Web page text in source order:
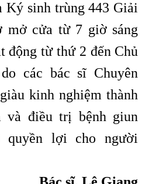
Ký sinh trùng 443 Giải
mở cửa từ 7 giờ sáng
động từ thứ 2 đến Chủ
các bác sĩ Chuyên
kinh nghiệm thành
và điều trị bệnh giun
quyền lợi cho người